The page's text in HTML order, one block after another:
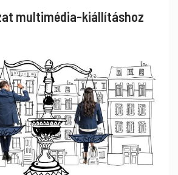
multimédia-kiállításhoz